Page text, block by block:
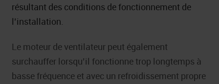
résultant des conditions de fonctionnement de
l’installation.
Le moteur de ventilateur peut également
surchauffer lorsqu’il fonctionne trop longtemps à
basse fréquence et avec un refroidissement propre